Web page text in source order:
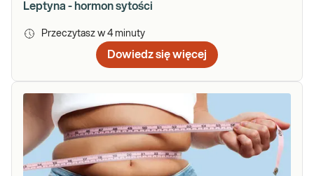
Leptyna - hormon sytości
Przeczytasz w 4 minuty
Dowiedz się więcej